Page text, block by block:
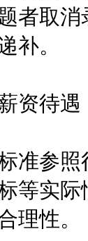
者取
补。
待遇
参照行
等实
理性。